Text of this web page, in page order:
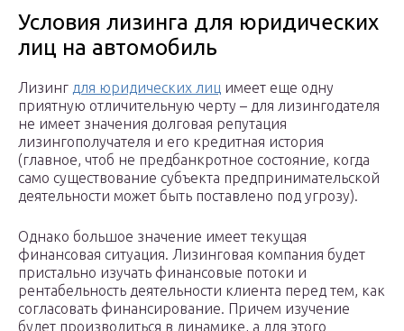
Условия лизинга для юридических
лиц на автомобиль
Лизинг для юридических лиц имеет еще одну
приятную отличительную черту – для лизингодателя
не имеет значения долговая репутация
лизингополучателя и его кредитная история
(главное, чтоб не предбанкротное состояние, когда
само существование субъекта предпринимательской
деятельности может быть поставлено под угрозу).
Однако большое значение имеет текущая
финансовая ситуация. Лизинговая компания будет
пристально изучать финансовые потоки и
рентабельность деятельности клиента перед тем, как
согласовать финансирование. Причем изучение
будет производиться в динамике, а для этого